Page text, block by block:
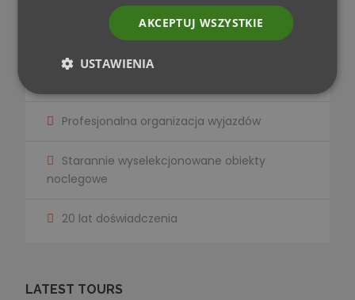
Dlaczego warto wybrać Wygoda Active?
Atrakcyjne programy aktywnego
Profesjonalna organizacja wyjazdów
Starannie wyselekcjonowane obiekty
noclegowe
20 lat doświadczenia
LATEST TOURS
AKCEPTUJ WSZYSTKIE
USTAWIENIA